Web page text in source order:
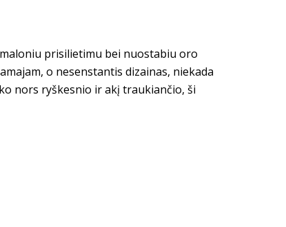
prisilietimu bei nuostabiu oro
o nesenstantis dizainas, niekada
nors ryškesnio ir akį traukiančio, ši